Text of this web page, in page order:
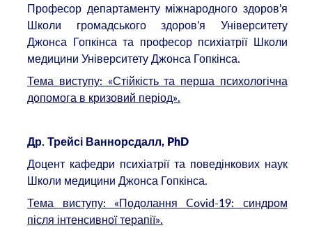
Професор департаменту міжнародного здоров’я
Школи громадського здоров’я Університету
Джонcа Гопкінса та професор психіатрії Школи
медицини Університету Джонcа Гопкінса.
Тема виступу: «Стійкість та перша психологічна
допомога в кризовий період».
Др. Трейсі Ваннорсдалл, PhD
Доцент кафедри психіатрії та поведінкових наук
Школи медицини Джонса Гопкінса.
Тема виступу: «Подолання Covid-19: синдром
після інтенсивної терапії».